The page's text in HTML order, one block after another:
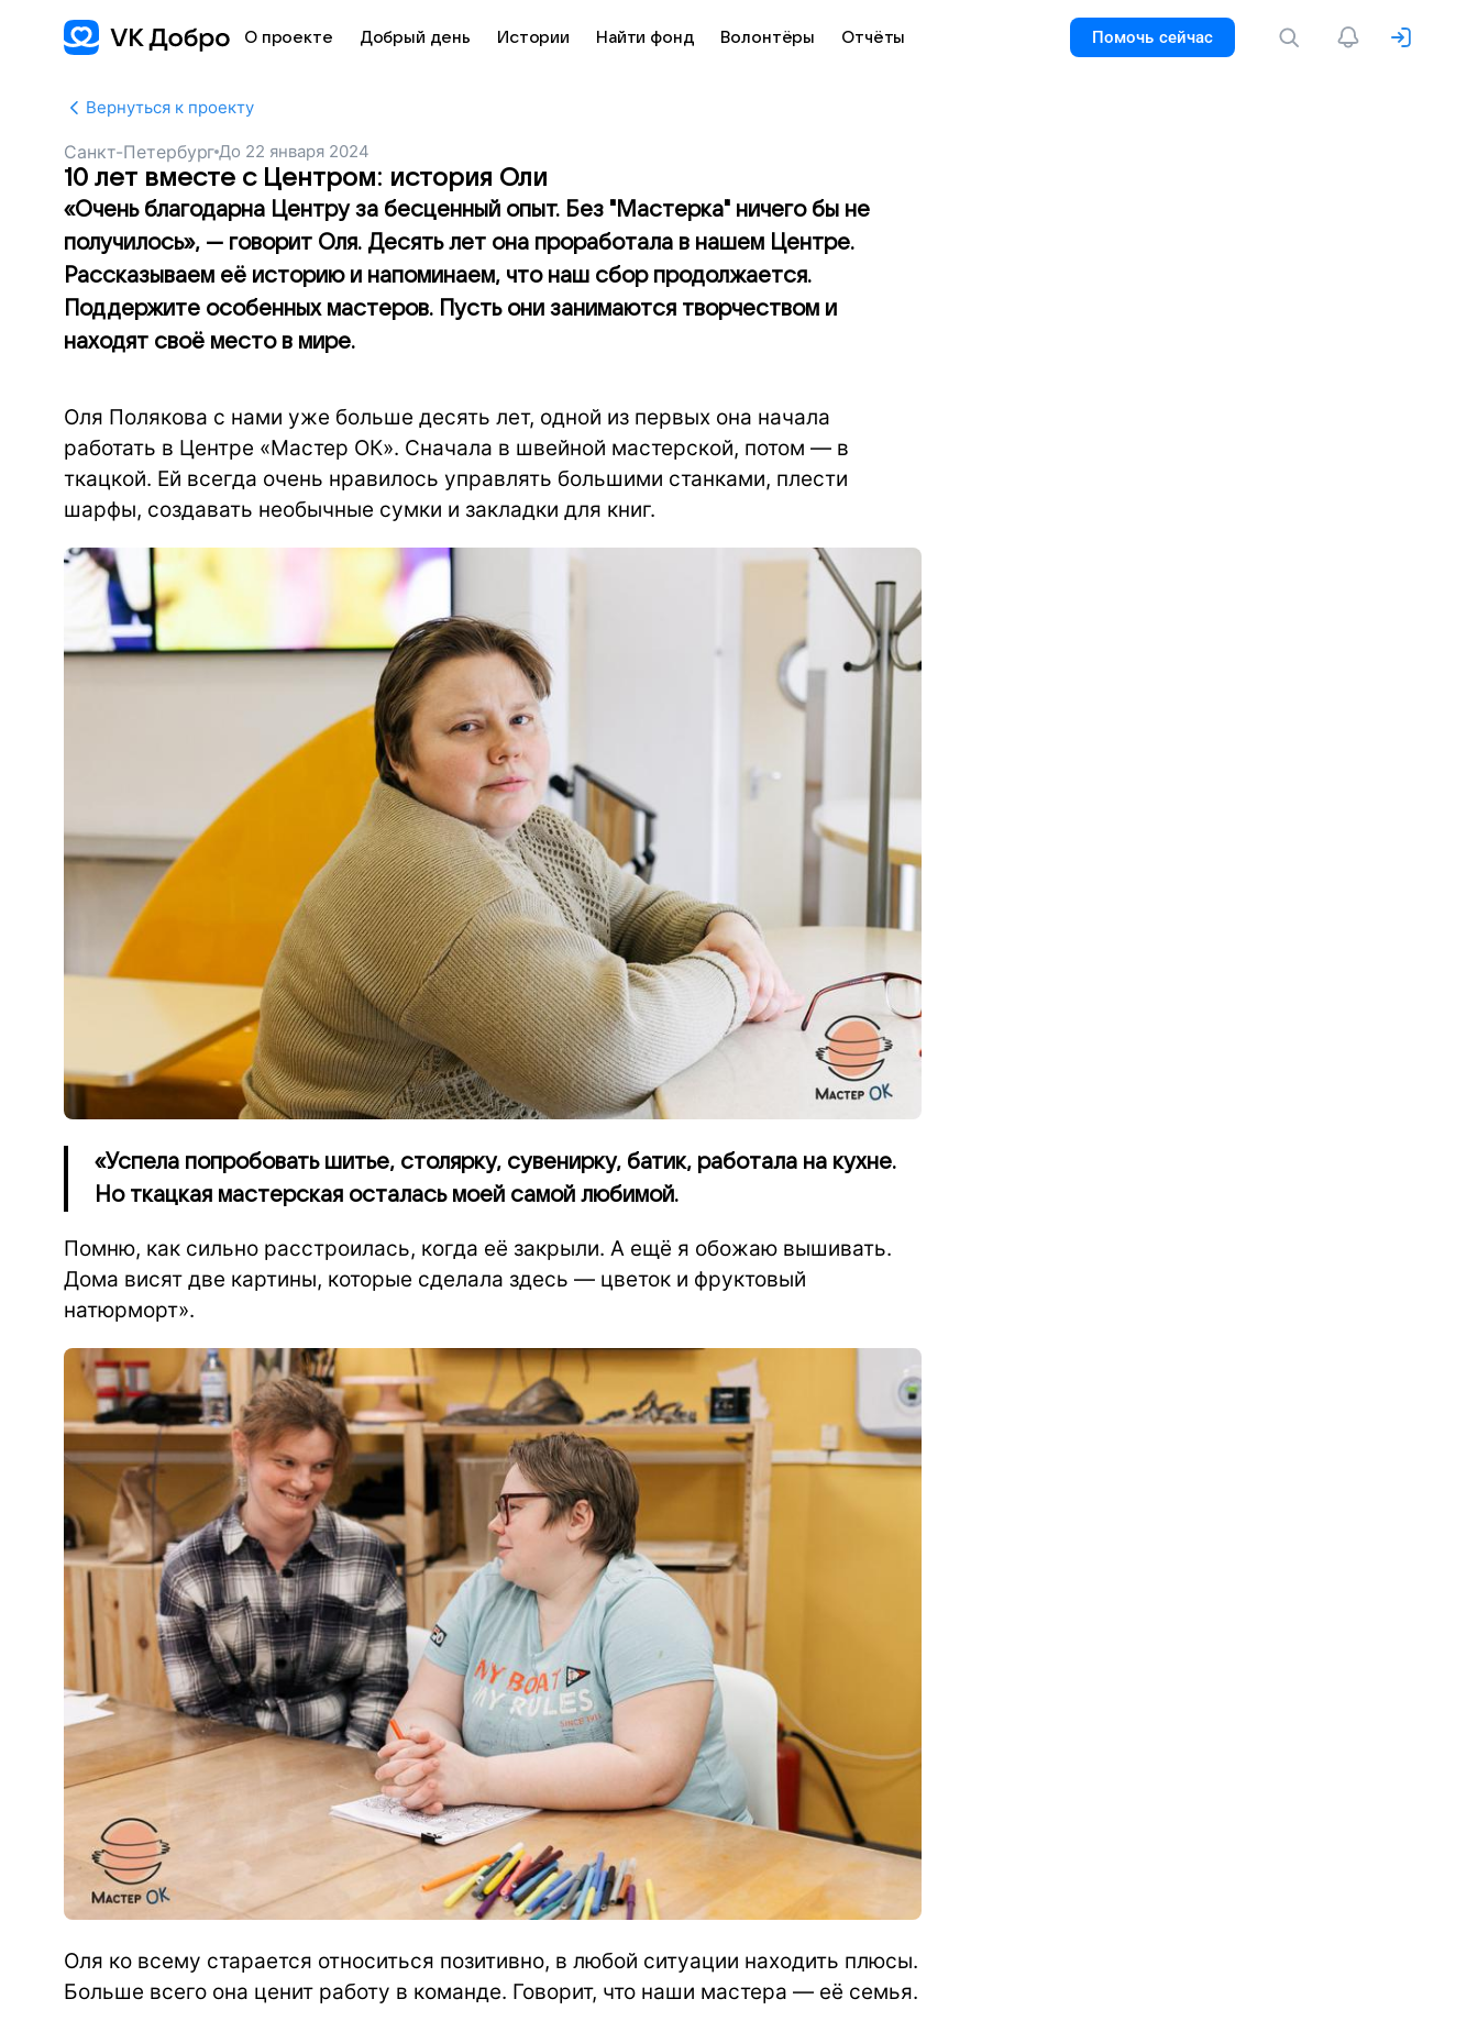
О проекте Добрый день Истории Найти фонд Волонтёры Отчёты Помочь сейчас
Вернуться к проекту
Санкт-Петербург До 22 января 2024
10 лет вместе с Центром: история Оли
«Очень благодарна Центру за бесценный опыт. Без "Мастерка" ничего бы не
получилось», — говорит Оля. Десять лет она проработала в нашем Центре.
Рассказываем её историю и напоминаем, что наш сбор продолжается.
Поддержите особенных мастеров. Пусть они занимаются творчеством и
находят своё место в мире.
Оля Полякова с нами уже больше десять лет, одной из первых она начала
работать в Центре «Мастер ОК». Сначала в швейной мастерской, потом — в
ткацкой. Ей всегда очень нравилось управлять большими станками, плести
шарфы, создавать необычные сумки и закладки для книг.
«Успела попробовать шитье, столярку, сувенирку, батик, работала на кухне.
Но ткацкая мастерская осталась моей самой любимой.
Помню, как сильно расстроилась, когда её закрыли. А ещё я обожаю вышивать.
Дома висят две картины, которые сделала здесь — цветок и фруктовый
натюрморт».
Оля ко всему старается относиться позитивно, в любой ситуации находить плюсы.
Больше всего она ценит работу в команде. Говорит, что наши мастера — её семья.